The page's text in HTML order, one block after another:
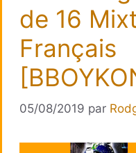
de 16
Français
05/08/2019 par